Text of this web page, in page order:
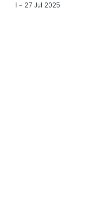
I - 27 Jul 2025